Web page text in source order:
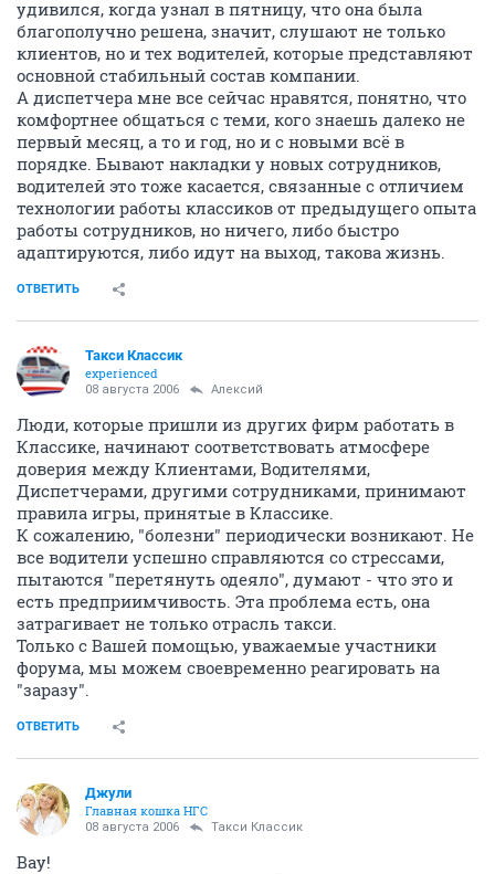
удивился, когда узнал в пятницу, что она была
благополучно решена, значит, слушают не только
клиентов, но и тех водителей, которые представляют
основной стабильный состав компании.
А диспетчера мне все сейчас нравятся, понятно, что
комфортнее общаться с теми, кого знаешь далеко не
первый месяц, а то и год, но и с новыми всё в
порядке. Бывают накладки у новых сотрудников,
водителей это тоже касается, связанные с отличием
технологии работы классиков от предыдущего опыта
работы сотрудников, но ничего, либо быстро
адаптируются, либо идут на выход, такова жизнь.
ОТВЕТИТЬ
Такси Классик
experienced
08 августа 2006 Алексий
Люди, которые пришли из других фирм работать в
Классике, начинают соответствовать атмосфере
доверия между Клиентами, Водителями,
Диспетчерами, другими сотрудниками, принимают
правила игры, принятые в Классике.
К сожалению, "болезни" периодически возникают. Не
все водители успешно справляются со стрессами,
пытаются "перетянуть одеяло", думают - что это и
есть предприимчивость. Эта проблема есть, она
затрагивает не только отрасль такси.
Только с Вашей помощью, уважаемые участники
форума, мы можем своевременно реагировать на
"заразу".
ОТВЕТИТЬ
Джули
Главная кошка НГС
08 августа 2006 Такси Классик
Вау!